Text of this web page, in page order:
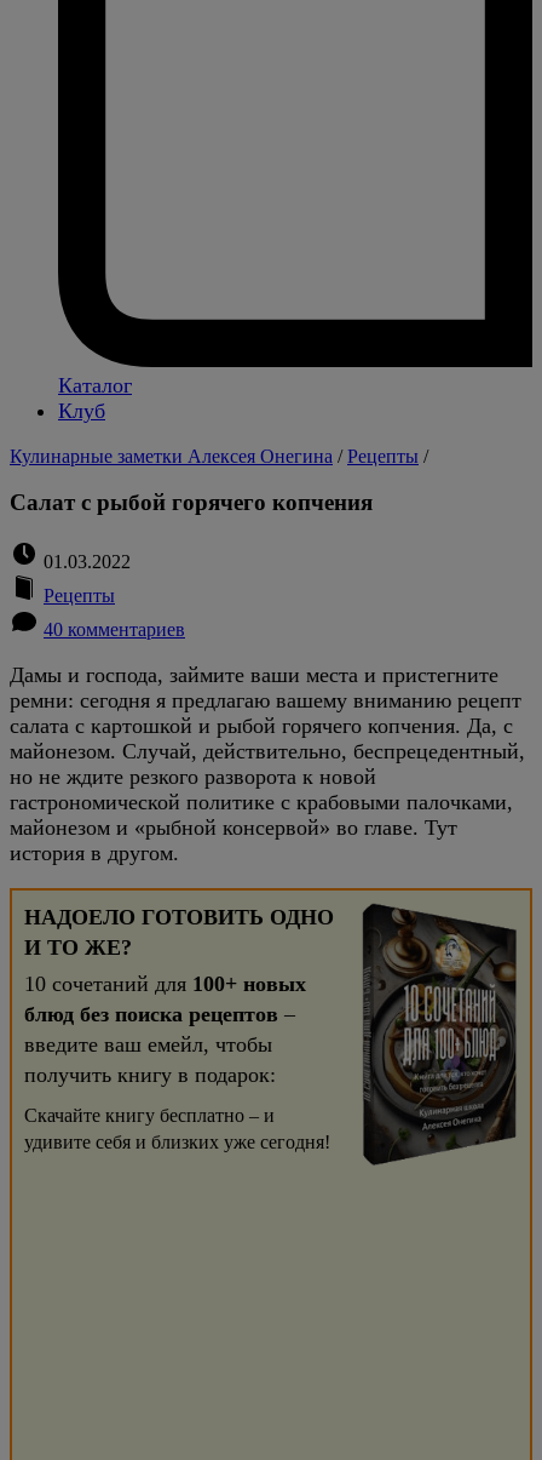
Каталог
Клуб
Кулинарные заметки Алексея Онегина /Рецепты /
Салат с рыбой горячего копчения
01.03.2022
Рецепты
40 комментариев
Дамы и господа, займите ваши места и пристегните
ремни: сегодня я предлагаю вашему вниманию рецепт
салата с картошкой и рыбой горячего копчения. Да, с
майонезом. Случай, действительно, беспрецедентный,
но не ждите резкого разворота к новой
гастрономической политике с крабовыми палочками,
майонезом и «рыбной консервой» во главе. Тут
история в другом.
НАДОЕЛО ГОТОВИТЬ ОДНО
И ТО ЖЕ?
10 сочетаний для 100+ новых
блюд без поиска рецептов –
введите ваш емейл, чтобы
получить книгу в подарок:
Скачайте книгу бесплатно – и
удивите себя и близких уже сегодня!